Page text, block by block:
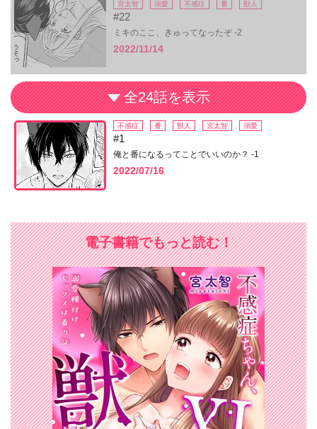
宮太智 溺愛 不感症 番 獣人
#22
ミキのここ、きゅってなったぞ -2
2022/11/14
全24話を表示
不感症 番 獣人 宮太智 溺愛
#1
俺と番になるってことでいいのか？ -1
2022/07/16
電子書籍でもっと読む！